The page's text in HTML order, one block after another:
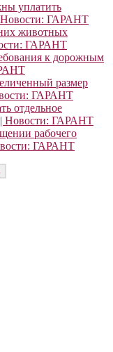
уплатить
Новости: ГАРАНТ
животных
ГАРАНТ
к дорожным
размер
ГАРАНТ
отдельное
| Новости: ГАРАНТ
рабочего
ГАРАНТ